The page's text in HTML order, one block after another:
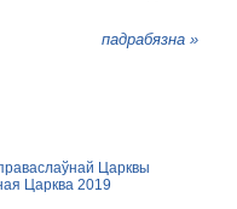
падрабязна »
Царквы
Царква 2019